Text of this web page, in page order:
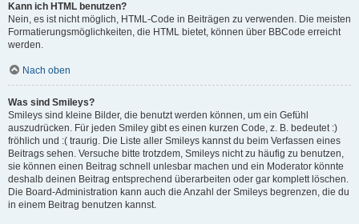
Kann ich HTML benutzen?
Nein, es ist nicht möglich, HTML-Code in Beiträgen zu verwenden. Die meisten
Formatierungsmöglichkeiten, die HTML bietet, können über BBCode erreicht
werden.
Nach oben
Was sind Smileys?
Smileys sind kleine Bilder, die benutzt werden können, um ein Gefühl
auszudrücken. Für jeden Smiley gibt es einen kurzen Code, z. B. bedeutet :)
fröhlich und :( traurig. Die Liste aller Smileys kannst du beim Verfassen eines
Beitrags sehen. Versuche bitte trotzdem, Smileys nicht zu häufig zu benutzen,
sie können einen Beitrag schnell unlesbar machen und ein Moderator könnte
deshalb deinen Beitrag entsprechend überarbeiten oder gar komplett löschen.
Die Board-Administration kann auch die Anzahl der Smileys begrenzen, die du
in einem Beitrag benutzen kannst.